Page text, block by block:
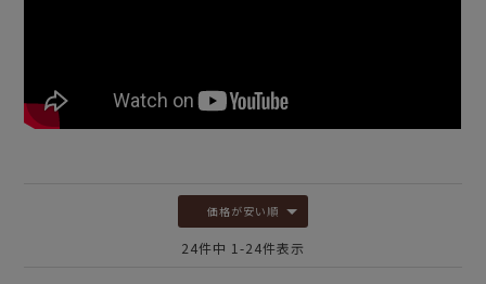
価格が安い順
24件中 1 -24件表示